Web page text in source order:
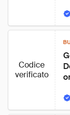
Codice
verificato